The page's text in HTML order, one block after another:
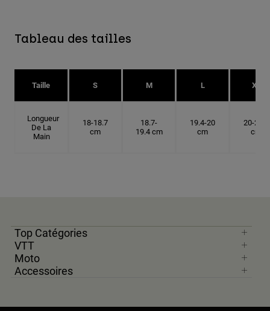
Tableau des tailles
Taille S M L XL
Longueur
De La
Main
18-18.7
cm
18.7-
19.4 cm
19.4-20
cm
20-20.6
cm
Top Catégories
VTT
Moto
Accessoires